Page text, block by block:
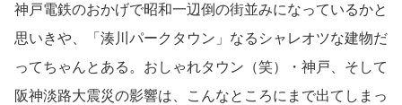
神戸電鉄のおかげで昭和一辺倒の街並みになっているかと
思いきや、「湊川パークタウン」なるシャレオツな建物だ
ってちゃんとある。おしゃれタウン（笑）・神戸、そして
阪神淡路大震災の影響は、こんなところにまで出てしまっ